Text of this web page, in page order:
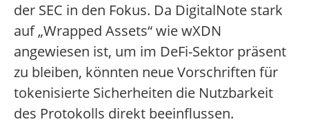
der SEC in den Fokus. Da DigitalNote stark
auf „Wrapped Assets“ wie wXDN
angewiesen ist, um im DeFi-Sektor präsent
zu bleiben, könnten neue Vorschriften für
tokenisierte Sicherheiten die Nutzbarkeit
des Protokolls direkt beeinflussen.